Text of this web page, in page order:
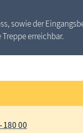
sowie der
erreichbar.
180 00